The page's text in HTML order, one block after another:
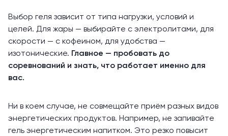
Выбор геля зависит от типа нагрузки, условий и
целей. Для жары — выбирайте с электролитами, для
скорости — с кофеином, для удобства —
изотонические. Главное — пробовать до
соревнований и знать, что работает именно для
вас.
Ни в коем случае, не совмещайте приём разных видов
энергетических продуктов. Например, не запивайте
гель энергетическим напитком. Это резко повысит